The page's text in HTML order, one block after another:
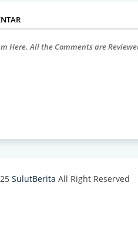
Here. All the Comments are
SulutBerita All Right Reserved